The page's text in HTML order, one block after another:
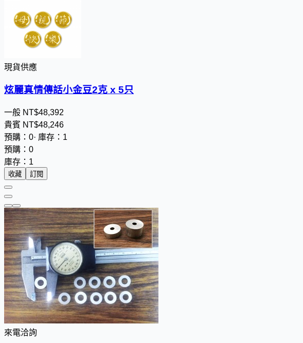
現貨供應
炫麗真情傳話小金豆2克 x 5只
一般 NT$48,392
貴賓 NT$48,246
預購：0· 庫存：1
預購：0
庫存：1
收藏 訂閱
來電洽詢